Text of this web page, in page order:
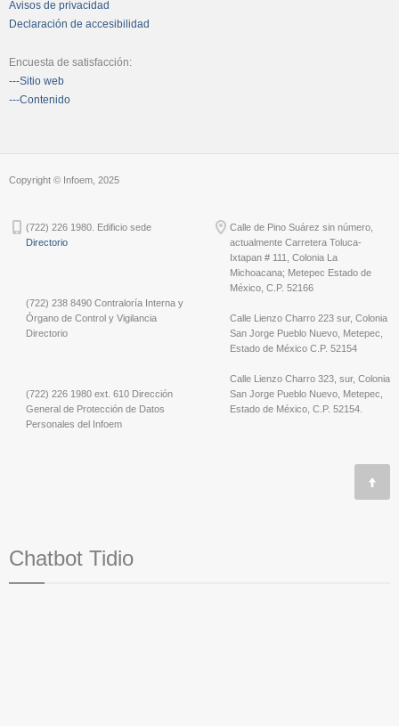
Avisos de privacidad
Declaración de accesibilidad
Encuesta de satisfacción:
---Sitio web
---Contenido
Copyright © Infoem, 2025
(722) 226 1980. Edificio sede
Directorio
(722) 238 8490 Contraloría Interna y
Órgano de Control y Vigilancia
Directorio
(722) 226 1980 ext. 610 Dirección
General de Protección de Datos
Personales del Infoem
Calle de Pino Suárez sin número,
actualmente Carretera Toluca-
Ixtapan # 111, Colonia La
Michoacana; Metepec Estado de
México, C.P. 52166
Calle Lienzo Charro 223 sur, Colonia
San Jorge Pueblo Nuevo, Metepec,
Estado de México C.P. 52154
Calle Lienzo Charro 323, sur, Colonia
San Jorge Pueblo Nuevo, Metepec,
Estado de México, C.P. 52154.
Chatbot Tidio